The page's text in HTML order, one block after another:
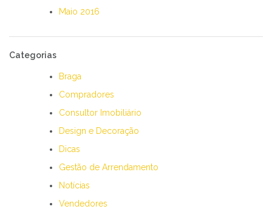
Maio 2016
Categorias
Braga
Compradores
Consultor Imobiliário
Design e Decoração
Dicas
Gestão de Arrendamento
Notícias
Vendedores